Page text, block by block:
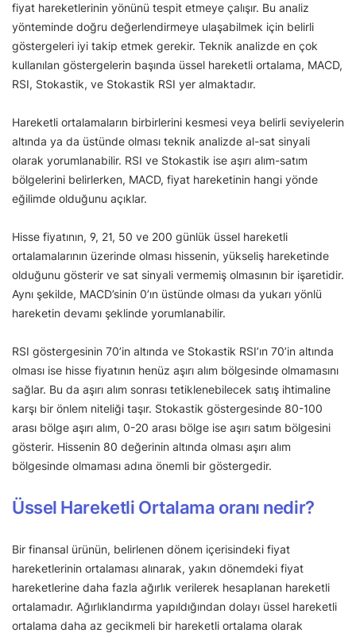
fiyat hareketlerinin yönünü tespit etmeye çalışır. Bu analiz
yönteminde doğru değerlendirmeye ulaşabilmek için belirli
göstergeleri iyi takip etmek gerekir. Teknik analizde en çok
kullanılan göstergelerin başında üssel hareketli ortalama, MACD,
RSI, Stokastik, ve Stokastik RSI yer almaktadır.
Hareketli ortalamaların birbirlerini kesmesi veya belirli seviyelerin
altında ya da üstünde olması teknik analizde al-sat sinyali
olarak yorumlanabilir. RSI ve Stokastik ise aşırı alım-satım
bölgelerini belirlerken, MACD, fiyat hareketinin hangi yönde
eğilimde olduğunu açıklar.
Hisse fiyatının, 9, 21, 50 ve 200 günlük üssel hareketli
ortalamalarının üzerinde olması hissenin, yükseliş hareketinde
olduğunu gösterir ve sat sinyali vermemiş olmasının bir işaretidir.
Aynı şekilde, MACD’sinin 0’ın üstünde olması da yukarı yönlü
hareketin devamı şeklinde yorumlanabilir.
RSI göstergesinin 70’in altında ve Stokastik RSI’ın 70’in altında
olması ise hisse fiyatının henüz aşırı alım bölgesinde olmamasını
sağlar. Bu da aşırı alım sonrası tetiklenebilecek satış ihtimaline
karşı bir önlem niteliği taşır. Stokastik göstergesinde 80-100
arası bölge aşırı alım, 0-20 arası bölge ise aşırı satım bölgesini
gösterir. Hissenin 80 değerinin altında olması aşırı alım
bölgesinde olmaması adına önemli bir göstergedir.
Üssel Hareketli Ortalama oranı nedir?
Bir finansal ürünün, belirlenen dönem içerisindeki fiyat
hareketlerinin ortalaması alınarak, yakın dönemdeki fiyat
hareketlerine daha fazla ağırlık verilerek hesaplanan hareketli
ortalamadır. Ağırlıklandırma yapıldığından dolayı üssel hareketli
ortalama daha az gecikmeli bir hareketli ortalama olarak